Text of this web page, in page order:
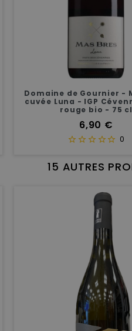
Domaine de Gournier -
cuvée Luna - IGP
rouge bio - 75 cl
Prix
6,90 €
0
15 AUTRES